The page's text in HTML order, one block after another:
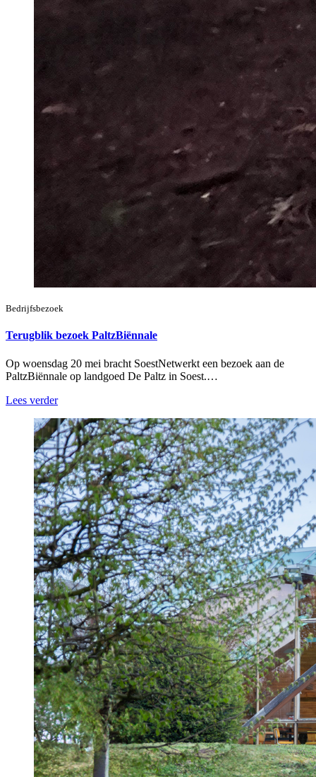
Bedrijfsbezoek
Terugblik bezoek PaltzBiënnale
Op woensdag 20 mei bracht SoestNetwerkt een bezoek aan de
PaltzBiënnale op landgoed De Paltz in Soest.…
Lees verder